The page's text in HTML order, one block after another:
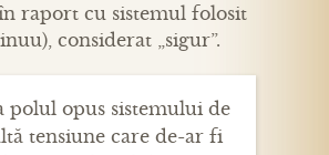
raport cu sistemul folosit
considerat „sigur”.
polul opus sistemului de
tensiune care de-ar fi